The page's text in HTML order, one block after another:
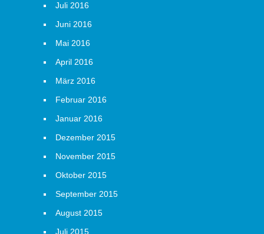
Juli 2016
Juni 2016
Mai 2016
April 2016
März 2016
Februar 2016
Januar 2016
Dezember 2015
November 2015
Oktober 2015
September 2015
August 2015
Juli 2015